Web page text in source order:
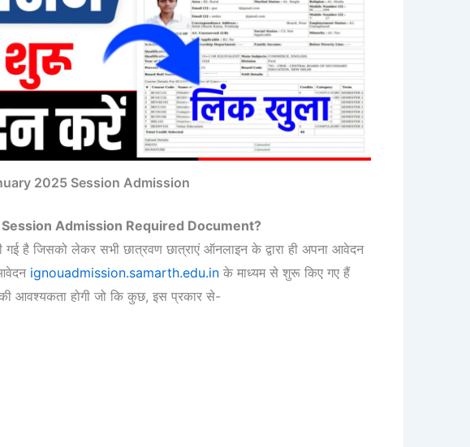
2025 Session Admission
Admission Required Document?
है जिसको लेकर सभी छात्रवण छात्राएं ऑनलाइन के द्वारा ही अपना आवेदन
ignouadmission.samarth.edu.in के माध्यम से शुरू किए गए हैं
आवश्यकता होगी जो कि कुछ, इस प्रकार से-